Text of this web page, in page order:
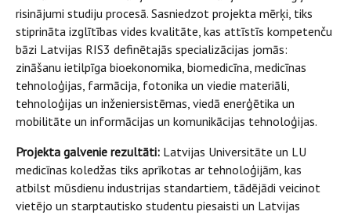
risinājumi studiju procesā. Sasniedzot projekta mērķi, tiks
stiprināta izglītības vides kvalitāte, kas attīstīs kompetenču
bāzi Latvijas RIS3 definētajās specializācijas jomās:
zināšanu ietilpīga bioekonomika, biomedicīna, medicīnas
tehnoloģijas, farmācija, fotonika un viedie materiāli,
tehnoloģijas un inženiersistēmas, viedā enerģētika un
mobilitāte un informācijas un komunikācijas tehnoloģijas.
Projekta galvenie rezultāti: Latvijas Universitāte un LU
medicīnas koledžas tiks aprīkotas ar tehnoloģijām, kas
atbilst mūsdienu industrijas standartiem, tādējādi veicinot
vietējo un starptautisko studentu piesaisti un Latvijas